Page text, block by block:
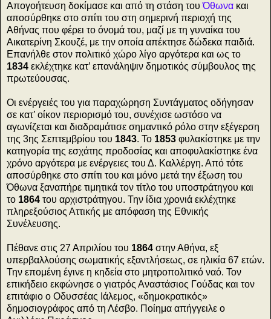
Απογοήτευση δοκίμασε και από τη στάση τουΌθωνα και
αποσύρθηκε στο σπίτι του στη σημερινή περιοχή της
Αθήνας που φέρει το όνομά του, μαζί με τη γυναίκα του
Αικατερίνη Σκουζέ, με την οποία απέκτησε δώδεκα παιδιά.
Επανήλθε στον πολιτικό χώρο λίγο αργότερα και ως το
1834 εκλέχτηκε κατ’ επανάληψιν δημοτικός σύμβουλος της
πρωτεύουσας.
Οι ενέργειές του για παραχώρηση Συντάγματος οδήγησαν
σε κατ’ οίκον περιορισμό του, συνέχισε ωστόσο να
αγωνίζεται και διαδραμάτισε σημαντικό ρόλο στην εξέγερση
της 3ης Σεπτεμβρίου του 1843. Το 1853 φυλακίστηκε με την
κατηγορία της εσχάτης προδοσίας και αποφυλακίστηκε ένα
χρόνο αργότερα με ενέργειες του Δ. Καλλέργη. Από τότε
αποσύρθηκε στο σπίτι του και μόνο μετά την έξωση του
Όθωνα ξαναπήρε τιμητικά τον τίτλο του υποστράτηγου και
το 1864 του αρχιστράτηγου. Την ίδια χρονιά εκλέχτηκε
πληρεξούσιος Αττικής με απόφαση της Εθνικής
Συνέλευσης.
Πέθανε στις 27 Απριλίου του 1864 στην Αθήνα, εξ
υπερβαλλούσης σωματικής εξαντλήσεως, σε ηλικία 67 ετών.
Την επομένη έγινε η κηδεία στο μητροπολιτικό ναό. Τον
επικήδειο εκφώνησε ο γιατρός Αναστάσιος Γούδας και τον
επιτάφιο ο Οδυσσέας Ιάλεμος, «δημοκρατικός»
δημοσιογράφος από τη Λέσβο. Ποίημα απήγγειλε ο